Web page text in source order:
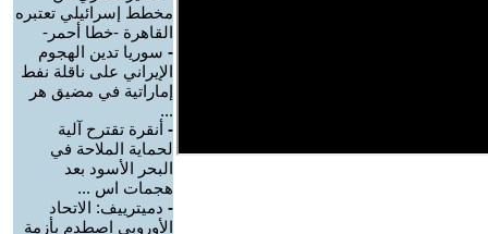
مخطط إسرائيلي تعتبره
القاهرة -خطا أحمر-
- سوريا تدين الهجوم
الإيراني على ناقلة نفط
إماراتية في مضيق هر
...
- أنقرة تقترح آلية
لحماية الملاحة في
البحر الأسود بعد
هجمات اس ...
- دميترييف: الاتحاد
الأوروبي اصطدم بأزمة